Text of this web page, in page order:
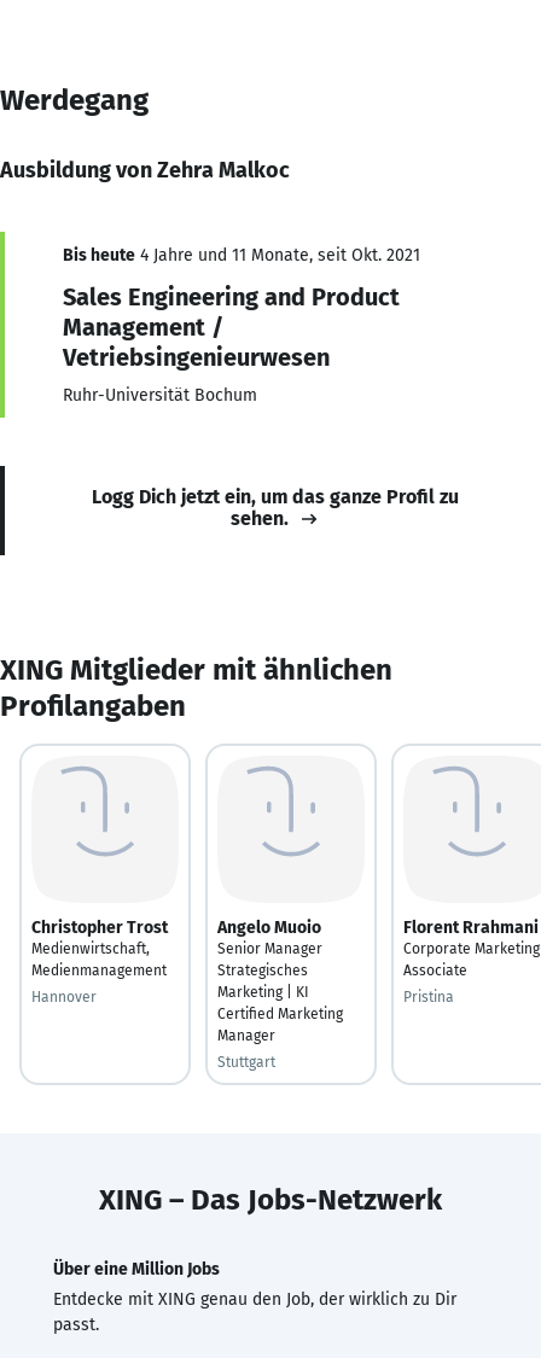
Werdegang
Ausbildung von Zehra Malkoc
Bis heute 4 Jahre und 11 Monate, seit Okt. 2021
Sales Engineering and Product
Management /
Vetriebsingenieurwesen
Ruhr-Universität Bochum
Logg Dich jetzt ein, um das ganze Profil zu
sehen.
XING Mitglieder mit ähnlichen
Profilangaben
Christopher Trost
Medienwirtschaft,
Medienmanagement
Hannover
Angelo Muoio
Senior Manager
Strategisches
Marketing | KI
Certified Marketing
Manager
Stuttgart
Florent Rrahmani
Corporate Marketing
Associate
Pristina
XING – Das Jobs-Netzwerk
Über eine Million Jobs
Entdecke mit XING genau den Job, der wirklich zu Dir
passt.